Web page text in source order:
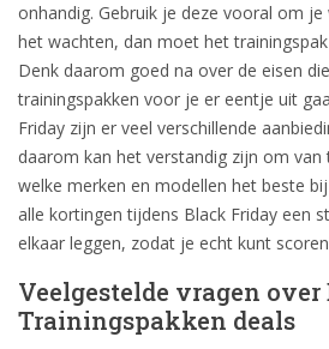
onhandig. Gebruik je deze vooral om
het wachten, dan moet het
Denk daarom goed na over de eisen
trainingspakken voor je er eentje uit
Friday zijn er veel verschillende
daarom kan het verstandig zijn om
welke merken en modellen het beste
alle kortingen tijdens Black Friday een
elkaar leggen, zodat je echt kunt
Veelgestelde vragen
Trainingspakken deals